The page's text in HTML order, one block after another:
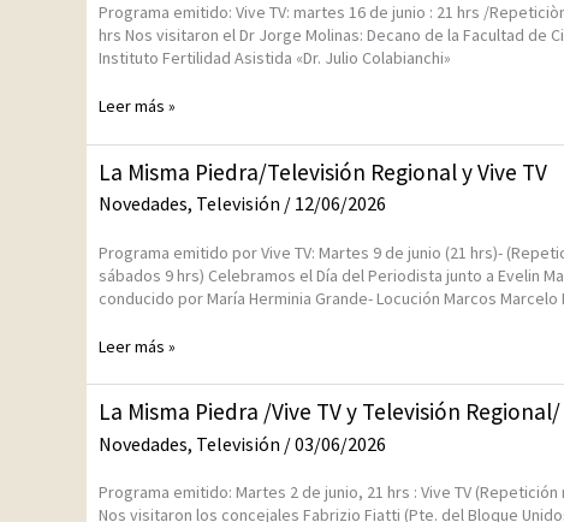
Programa emitido: Vive TV: martes 16 de junio : 21 hrs /
hrs Nos visitaron el Dr Jorge Molinas: Decano de la Facultad de
Instituto Fertilidad Asistida «Dr. Julio Colabianchi»
TV
y
Televisiòn
/
13
de
2026
Leer más »
La Misma Piedra/Televisión Regional y Vive TV
Novedades, Televisión / 12/06/2026
Programa emitido por Vive TV: Martes 9 de junio (21 hrs)-
sábados 9 hrs) Celebramos el Día del Periodista junto a Evelin
conducido por María Herminia Grande- Locución Marcos Marcelo
La
Piedra/Televisión
y
Vive
TV
Leer más »
La Misma Piedra /Vive TV y Televisión
Novedades, Televisión /03/06/2026
Programa emitido: Martes 2 de junio, 21 hrs : Vive TV
Nos visitaron los concejales Fabrizio Fiatti (Pte. del Bloque
La
Piedra
TV